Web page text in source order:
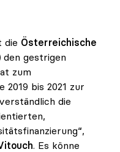
die Österreichische
den gestrigen
zum
bis 2021 zur
die
. Es könne